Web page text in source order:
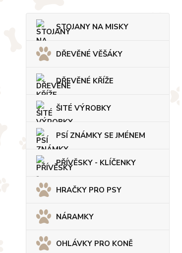
STOJANY NA MISKY
DŘEVĚNÉ VĚŠÁKY
DŘEVĚNÉ KŘÍŽE
ŠITÉ VÝROBKY
PSÍ ZNÁMKY SE JMÉNEM
PŘÍVĚSKY - KLÍČENKY
HRAČKY PRO PSY
NÁRAMKY
OHLÁVKY PRO KONĚ